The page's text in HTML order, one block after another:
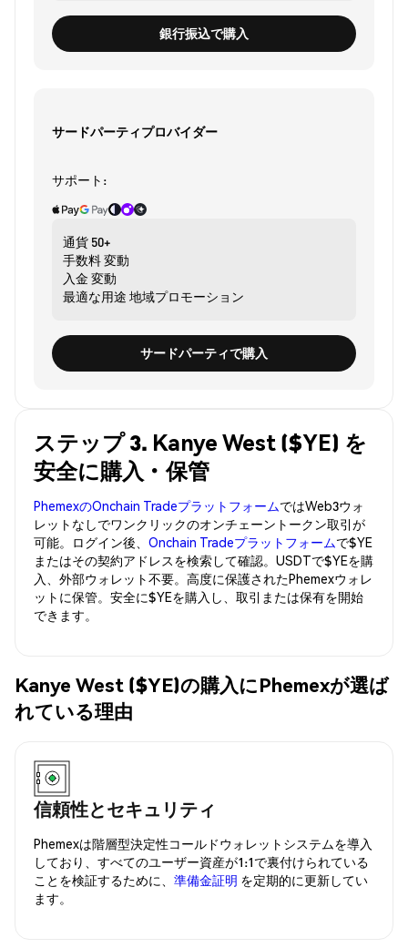
銀行振込で購入
サードパーティプロバイダー
サポート:
通貨 50+
手数料変動
入金 変動
最適な用途 地域プロモーション
サードパーティで購入
ステップ 3. Kanye West ($YE) を
安全に購入・保管
PhemexのOnchain TradeプラットフォームではWeb3ウォ
レットなしでワンクリックのオンチェーントークン取引が
可能。ログイン後、 Onchain Tradeプラットフォームで$YE
またはその契約アドレスを検索して確認。USDTで$YEを購
入、外部ウォレット不要。高度に保護されたPhemexウォレ
ットに保管。安全に$YEを購入し、取引または保有を開始
できます。
Kanye West ($YE)の購入にPhemexが選ば
れている理由
信頼性とセキュリティ
Phemexは階層型決定性コールドウォレットシステムを導入
しており、すべてのユーザー資産が1:1で裏付けられている
ことを検証するために、 準備金証明 を定期的に更新してい
ます。